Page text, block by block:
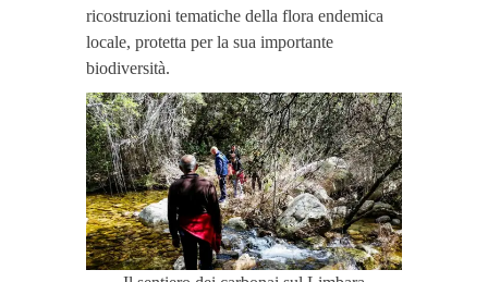
ricostruzioni tematiche della flora endemica
locale, protetta per la sua importante
biodiversità.